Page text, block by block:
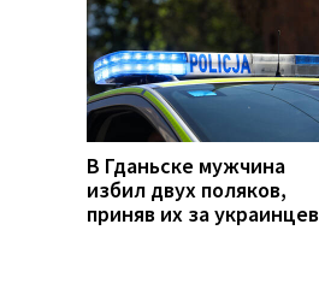
В Гданьске мужчина
избил двух поляков,
приняв их за украинцев